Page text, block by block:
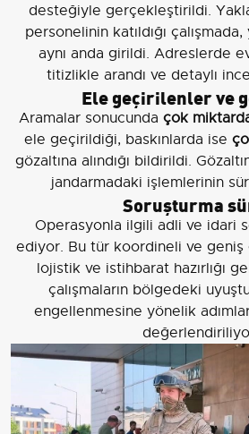
desteğiyle gerçekleştirildi.
personelinin katıldığı çalışmada,
aynı anda girildi. Adreslerde
titizlikle arandı ve detaylı
Ele geçirilenler ve
Aramalar sonucunda çok
ele geçirildiği, baskınlarda ise
gözaltına alındığı bildirildi.
jandarmadaki işlemlerinin
Soruşturma
Operasyonla ilgili adli ve idari
ediyor. Bu tür koordineli ve geniş
lojistik ve istihbarat hazırlığı
çalışmaların bölgedeki
engellenmesine yönelik